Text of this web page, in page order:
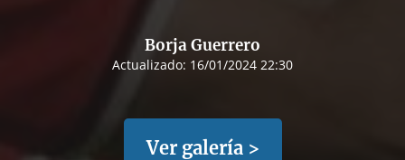
Borja Guerrero
Actualizado: 16/01/2024 22:30
Ver galería >